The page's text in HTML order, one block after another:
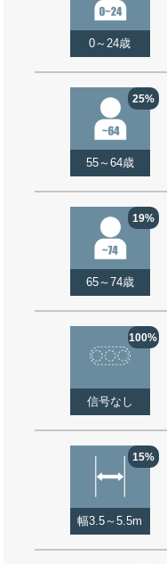
0～24歳
25%
55～64歳
19%
65～74歳
100%
信号なし
15%
幅3.5～5.5m